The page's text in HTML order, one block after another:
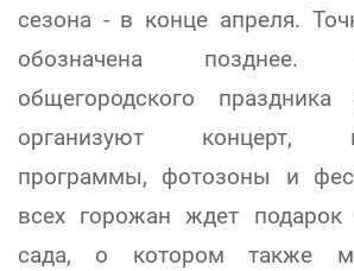
сезона - в конце апреля.
обозначена
общегородского
организуют концерт,
программы, фотозоны и
всех горожан ждет подарок
сада, о котором также